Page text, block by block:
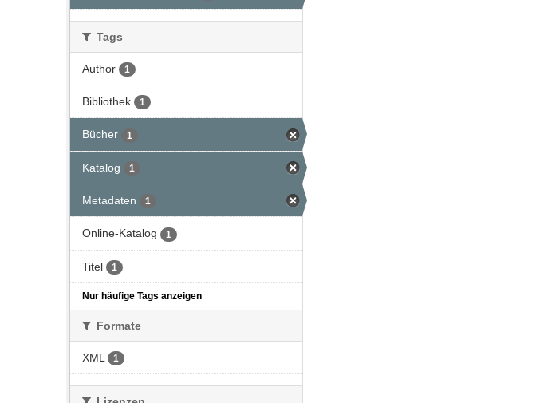
Tags
Author 1
Bibliothek 1
Bücher 1
Katalog 1
Metadaten 1
Online-Katalog 1
Titel 1
Nur häufige Tags anzeigen
Formate
XML 1